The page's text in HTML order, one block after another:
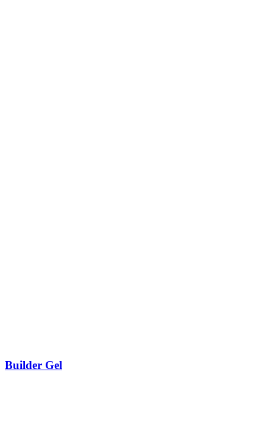
Builder Gel